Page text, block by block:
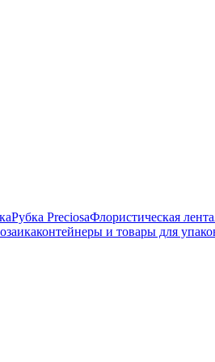
Рубка PreciosaФлористическая лента
контейнеры и товары для